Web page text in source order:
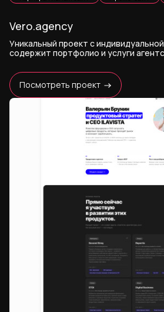
Vero.agency
Уникальный проект с
содержит портфолио и услуги
Посмотреть проект